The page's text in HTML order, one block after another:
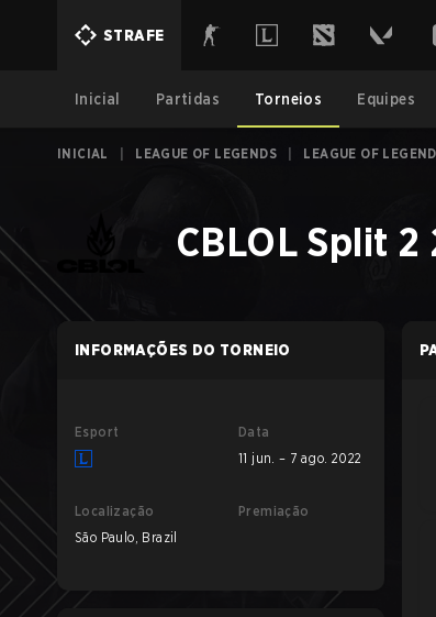
STRAFE
Inicial Partidas Torneios Equipes
INICIAL LEAGUE OF LEGENDS LEAGUE OF
CBLOL Split
INFORMAÇÕES DO TORNEIO
Esport
Data
11 jun. – 7 ago. 2022
Localização
São Paulo, Brazil
Premiação